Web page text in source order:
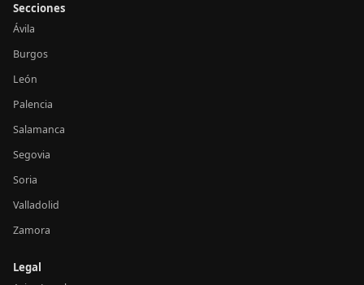
Secciones
Ávila
Burgos
León
Palencia
Salamanca
Segovia
Soria
Valladolid
Zamora
Legal